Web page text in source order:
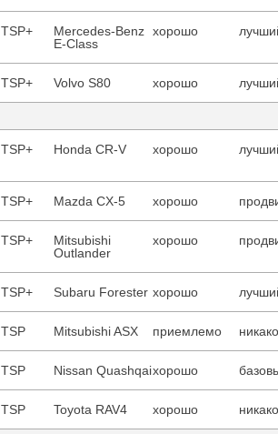
TSP+
Mercedes-Benz
E-Class
хорошо
TSP+ Volvo S80 хорошо
TSP+ Honda CR-V хорошо
TSP+ Mazda CX-5 хорошо
TSP+
Mitsubishi
Outlander
хорошо
TSP+ Subaru Forester хорошо
TSP Mitsubishi ASX приемлемо
TSP Nissan Quashqaiхорошо
TSP Toyota RAV4 хорошо